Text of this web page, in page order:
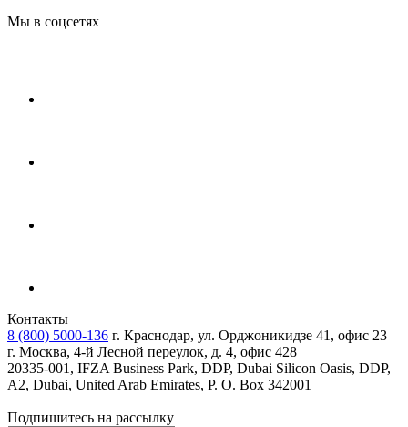
Мы в соцсетях
Контакты
8 (800) 5000-136 г. Краснодар, ул. Орджоникидзе 41, офис 23
г. Москва, 4-й Лесной переулок, д. 4, офис 428
20335-001, IFZA Business Park, DDP, Dubai Silicon Oasis, DDP,
A2, Dubai, United Arab Emirates, P. O. Box 342001
Подпишитесь на рассылку